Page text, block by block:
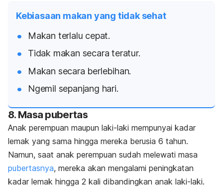
Kebiasaan makan yang tidak sehat
Makan terlalu cepat.
Tidak makan secara teratur.
Makan secara berlebihan.
Ngemil sepanjang hari.
8. Masa pubertas
Anak perempuan maupun laki-laki mempunyai kadar
lemak yang sama hingga mereka berusia 6 tahun.
Namun, saat anak perempuan sudah melewati masa
pubertasnya, mereka akan mengalami peningkatan
kadar lemak hingga 2 kali dibandingkan anak laki-laki.